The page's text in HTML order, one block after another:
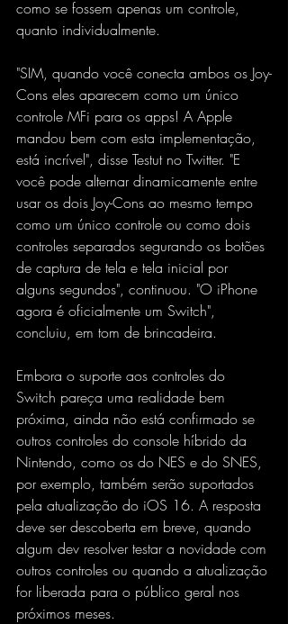
como se fossem apenas um controle,
quanto individualmente.
"SIM, quando você conecta ambos os Joy-
Cons eles aparecem como um único
controle MFi para os apps! A Apple
mandou bem com esta implementação,
está incrível", disse Testut no Twitter. "E
você pode alternar dinamicamente entre
usar os dois Joy-Cons ao mesmo tempo
como um único controle ou como dois
controles separados segurando os botões
de captura de tela e tela inicial por
alguns segundos", continuou. "O iPhone
agora é oficialmente um Switch",
concluiu, em tom de brincadeira.
Embora o suporte aos controles do
Switch pareça uma realidade bem
próxima, ainda não está confirmado se
outros controles do console híbrido da
Nintendo, como os do NES e do SNES,
por exemplo, também serão suportados
pela atualização do iOS 16. A resposta
deve ser descoberta em breve, quando
algum dev resolver testar a novidade com
outros controles ou quando a atualização
for liberada para o público geral nos
próximos meses.